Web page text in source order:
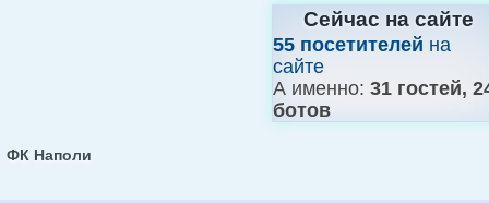
Сейчас на сайте
55 посетителей на
сайте
А именно: 31 гостей,
ботов
ФК Наполи